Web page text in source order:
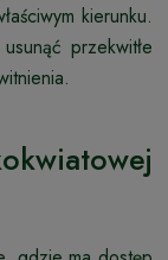
kierunku.
przekwitłe